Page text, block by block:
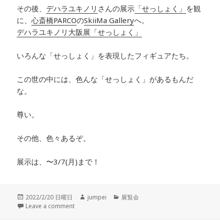
その後、 デハラユキノリ さんの展示 「せっしょく」 を観
に、心斎橋PARCOのSkiiMa Galleryへ。
デハラユキノリ大阪展「せっしょく」
いろんな「せっしょく」を表現したフィギュアたち。
この世の中には、色んな「せっしょく」があるもんだ
な。
尊い。
その他、色々あるぞ。
展示は、〜3/7(月)まで！
投
稿
2022/2/20 日曜日
作
jumpei
カ
展覧会
Leave a comment